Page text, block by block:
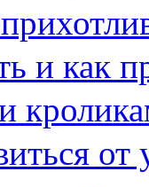
и как
от